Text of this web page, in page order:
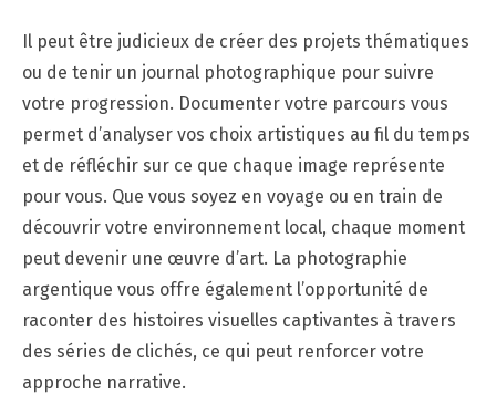
Il peut être judicieux de créer des projets thématiques
ou de tenir un journal photographique pour suivre
votre progression. Documenter votre parcours vous
permet d’analyser vos choix artistiques au fil du temps
et de réfléchir sur ce que chaque image représente
pour vous. Que vous soyez en voyage ou en train de
découvrir votre environnement local, chaque moment
peut devenir une œuvre d’art. La photographie
argentique vous offre également l’opportunité de
raconter des histoires visuelles captivantes à travers
des séries de clichés, ce qui peut renforcer votre
approche narrative.